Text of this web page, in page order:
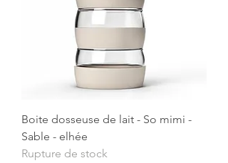
Boite dosseuse de lait - So mimi -
Sable - elhée
Rupture de stock